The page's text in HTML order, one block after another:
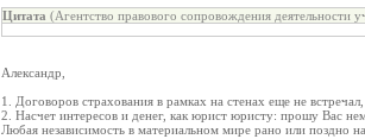
Цитата (Агентство правового сопровождения деятельности
Александр,
1. Договоров страхования в рамках на стенах еще не
2. Насчет интересов и денег, как юрист юристу: прошу Вас
Любая независимость в материальном мире рано или поздно